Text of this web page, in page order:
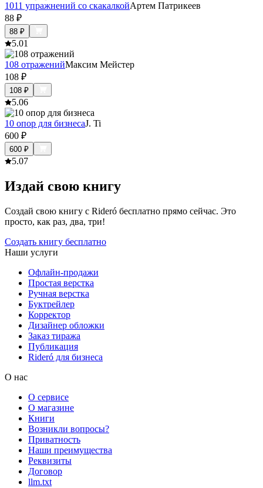
1011 упражнений со скакалкойАртем Патрикеев
88 ₽
88 ₽
5.01
108 отраженийМаксим Мейстер
108 ₽
108 ₽
5.06
10 опор для бизнесаJ. Ti
600 ₽
600 ₽
5.07
Издай свою книгу
Создай свою книгу с Rideró бесплатно прямо сейчас. Это
просто, как раз, два, три!
Создать книгу бесплатно
Наши услуги
Офлайн-продажи
Простая верстка
Ручная верстка
Буктрейлер
Корректор
Дизайнер обложки
Заказ тиража
Публикация
Rideró для бизнеса
О нас
О сервисе
О магазине
Книги
Возникли вопросы?
Приватность
Наши преимущества
Реквизиты
Договор
llm.txt